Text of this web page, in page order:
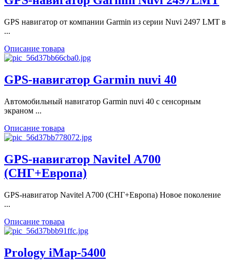
GPS навигатор от компании Garmin из серии Nuvi 2497 LMT в
...
Описание товара
GPS-навигатор Garmin nuvi 40
Автомобильный навигатор Garmin nuvi 40 с сенсорным
экраном ...
Описание товара
GPS-навигатор Navitel A700
(СНГ+Европа)
GPS-навигатор Navitel A700 (СНГ+Европа) Новое поколение
...
Описание товара
Prology iMap-5400